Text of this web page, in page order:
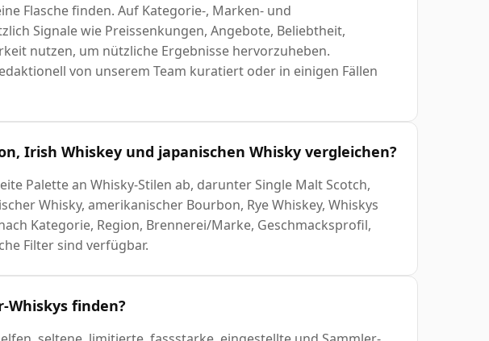
Flasche finden. Auf Kategorie-, Marken- und
Signale wie Preissenkungen, Angebote, Beliebtheit,
nutzen, um nützliche Ergebnisse hervorzuheben.
von unserem Team kuratiert oder in einigen Fällen
Irish Whiskey und japanischen Whisky vergleichen?
Palette an Whisky-Stilen ab, darunter Single Malt Scotch,
Whisky, amerikanischer Bourbon, Rye Whiskey, Whiskys
Kategorie, Region, Brennerei/Marke, Geschmacksprofil,
Filter sind verfügbar.
Whiskys finden?